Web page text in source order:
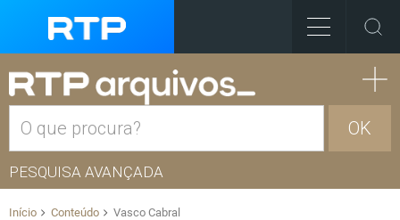
OK
PESQUISA AVANÇADA
Início Conteúdo Vasco Cabral